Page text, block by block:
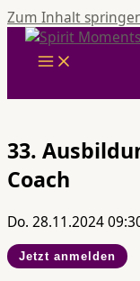
Zum Inhalt
33.
Coach
Do. 28.11.2024
Jetzt anmelden